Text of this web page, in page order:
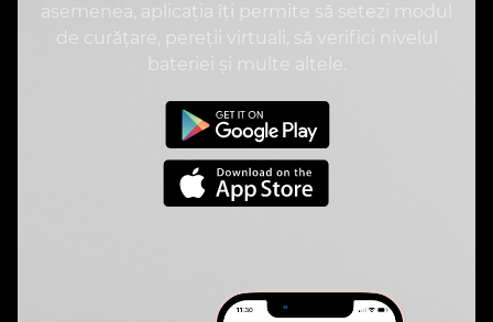
asemenea, aplicația îți permite să setezi modul
de curățare, pereții virtuali, să verifici nivelul
bateriei și multe altele.